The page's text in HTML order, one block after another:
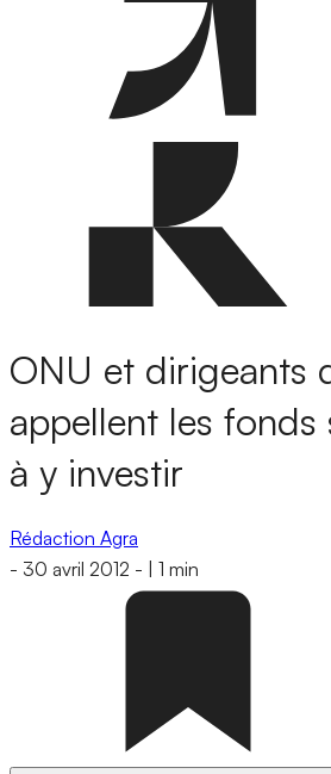
ONU et dirigeants
appellent les fonds
à y investir
Rédaction Agra
- 30 avril 2012 - 1 min